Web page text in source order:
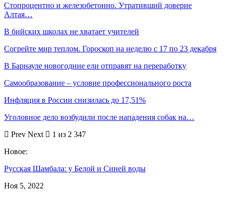
Стопроцентно и железобетонно. Утративший доверие
Алтая…
В бийских школах не хватает учителей
Согрейте мир теплом. Гороскоп на неделю с 17 по 23 декабря
В Барнауле новогодние ели отправят на переработку
Самообразование – условие профессионального роста
Инфляция в России снизилась до 17,51%
Уголовное дело возбудили после нападения собак на…
Prev Next
1 из 2 347
Новое:
Русская Шамбала: у Белой и Синей воды
Ноя 5, 2022